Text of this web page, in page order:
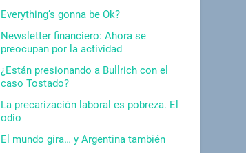
Everything’s gonna be Ok?
Newsletter financiero: Ahora se
preocupan por la actividad
¿Están presionando a Bullrich con el
caso Tostado?
La precarización laboral es pobreza. El
odio
El mundo gira… y Argentina también